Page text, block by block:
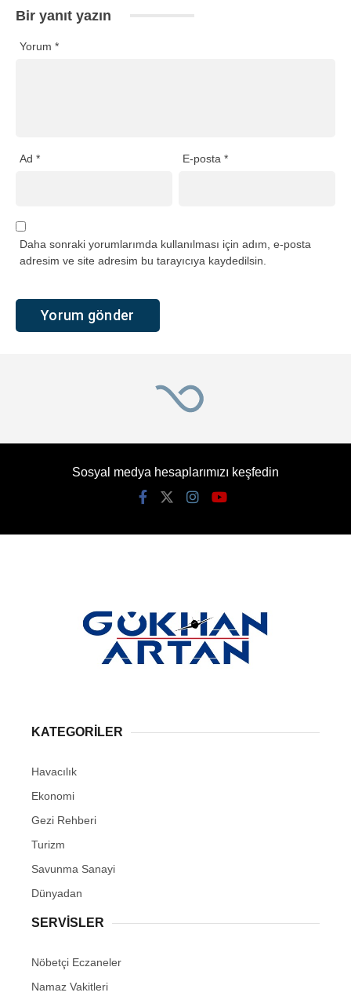
Bir yanıt yazın
Yorum *
Ad * E-posta*
Daha sonraki yorumlarımda kullanılması için adım, e-posta
adresim ve site adresim bu tarayıcıya kaydedilsin.
Sosyal medya hesaplarımızı keşfedin
KATEGORİLER
Havacılık
Ekonomi
Gezi Rehberi
Turizm
Savunma Sanayi
Dünyadan
SERVİSLER
Nöbetçi Eczaneler
Namaz Vakitleri